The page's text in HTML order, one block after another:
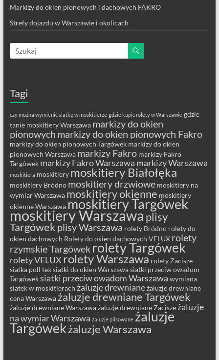
Markizy do okien pionowych i dachowych FAKRO
Strefy dojazdu w Warszawie i okolicach
Tagi
czy można wymienić siatkę w moskitierze gdzie kupić rolety w Warszawie gdzie
tanie moskitiery Warszawa markizy do okien
pionowych markizy do okien pionowych Fakro
markizy do okien pionowych Targówek markizy do okien
pionowych Warszawa markizy Fakro markizy Fakro
Targówek markizy Fakro Warszawa markizy Warszawa
moskitiera moskitiery moskitiery Białołęka
moskitiery Bródno moskitiery drzwiowe moskitiery na
wymiar Warszawa moskitiery okienne moskitiery
okienne Warszawa moskitiery Targówek
moskitiery Warszawaplisy
Targówek plisy Warszawa rolety Bródno rolety do
okien dachowych Rolety do okien dachowych VELUX rolety
rzymskie Targówek rolety Targówek
rolety VELUX rolety Warszawa rolety Zacisze
siatka poll texsiatki do okien Warszawasiatki przeciw owadom
Targóweksiatki przeciw owadom Warszawa wymiana
siatek w moskitierach żaluzje drewnianeżaluzje drewniane
cena Warszawa żaluzje drewniane Targówek
żaluzje drewniane Warszaważaluzje drewniane Zacisze żaluzje
na wymiar Warszawa żaluzje plisowane żaluzje
Targówekżaluzje Warszawa